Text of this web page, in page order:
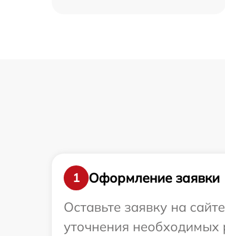
1
Оформление заявки
Оставьте заявку на
уточнения необходимых